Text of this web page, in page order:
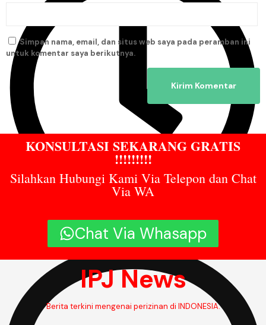
Simpan nama, email, dan situs web saya pada peramban ini
untuk komentar saya berikutnya.
KONSULTASI SEKARANG GRATIS
!!!!!!!!!
Silahkan Hubungi Kami Via Telepon dan Chat
Via WA
Chat Via Whasapp
IPJ News
Berita terkini mengenai perizinan di INDONESIA.